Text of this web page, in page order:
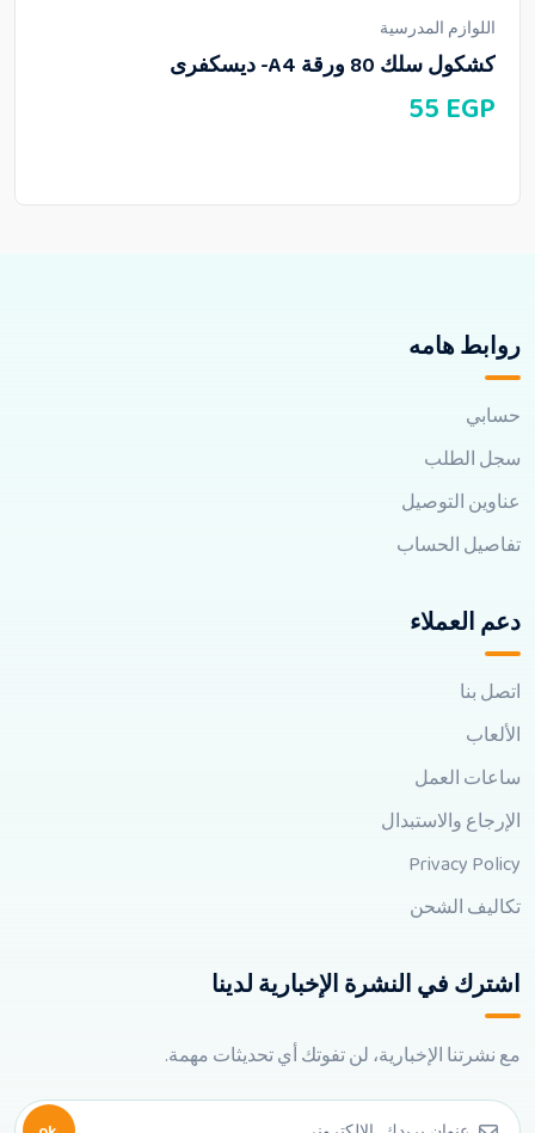
اللوازم المدرسية
كشكول سلك 80 ورقة A4- ديسكفرى
55 EGP
روابط هامه
حسابي
سجل الطلب
عناوين التوصيل
تفاصيل الحساب
دعم العملاء
اتصل بنا
الألعاب
ساعات العمل
الإرجاع والاستبدال
Privacy Policy
تكاليف الشحن
اشترك في النشرة الإخبارية لدينا
مع نشرتنا الإخبارية، لن تفوتك أي تحديثات مهمة.